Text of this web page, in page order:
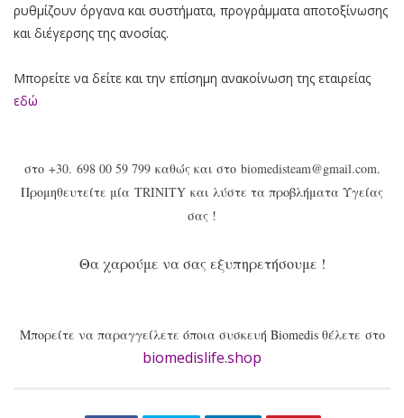
ρυθμίζουν όργανα και συστήματα, προγράμματα αποτοξίνωσης
και διέγερσης της ανοσίας.
Μπορείτε να δείτε και την επίσημη ανακοίνωση της εταιρείας
εδώ
στο +30. 698 00 59 799καθώς και στο biomedisteam@gmail.com.
Προμηθευτείτε μία TRINITY και λύστε τα προβλήματα Υγείας
σας !
Θα χαρούμε να σας εξυπηρετήσουμε !
Μπορείτε να παραγγείλετε όποια συσκευή Biomedis θέλετε στο
biomedislife.shop